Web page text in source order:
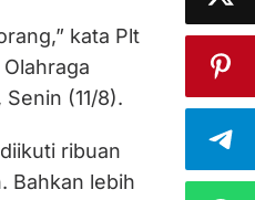
kata Plt
(11/8).
ribuan
Bahkan lebih